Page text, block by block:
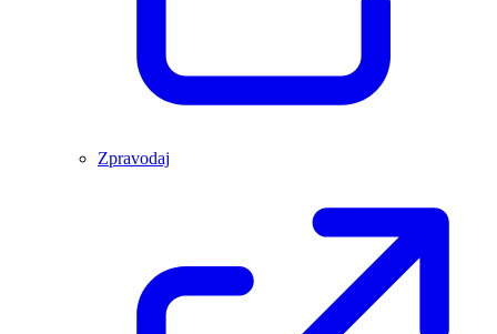
Zpravodaj